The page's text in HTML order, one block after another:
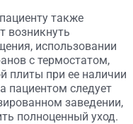
также
возникнуть
использовании
с термостатом,
плиты при ее наличии
пациентом следует
заведении,
полноценный уход.